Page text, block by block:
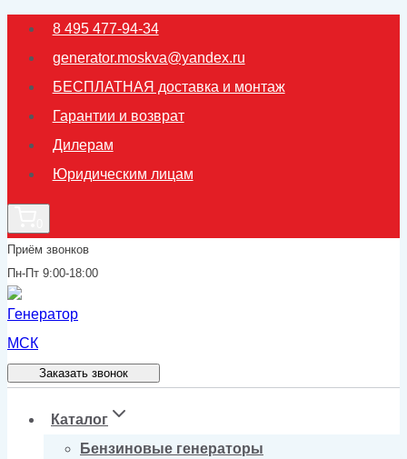
Перейти
содержимому
8 495 477-94-34
generator.moskva@yandex.ru
БЕСПЛАТНАЯ доставка и монтаж
Гарантии и возврат
Дилерам
Юридическим лицам
Приём звонков
Пн-Пт 9:00-18:00
Заказать звонок
Каталог
Бензиновые генераторы